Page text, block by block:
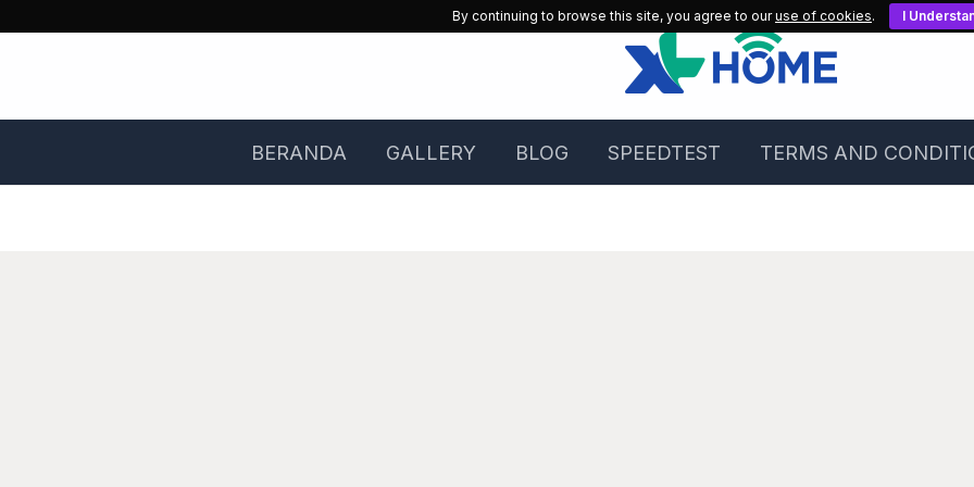
BERANDA GALLERY BLOG SPEEDTEST TERMS AND
By continuing to browse this site, you agree to ouruse of cookies. I